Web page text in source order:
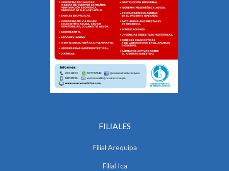
FILIALES
Filial Arequipa
Filial Ica